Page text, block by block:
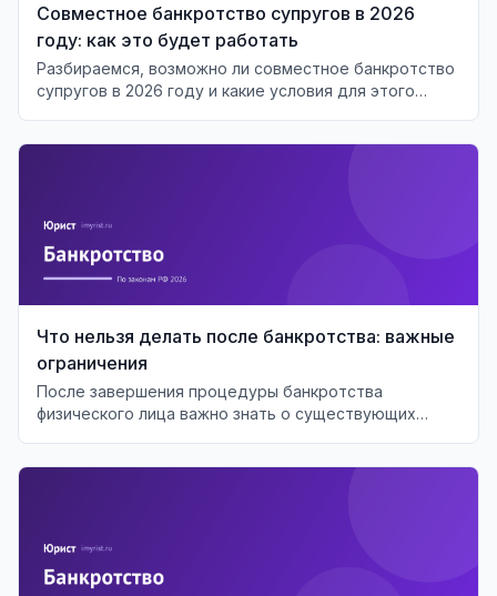
Совместное банкротство супругов в 2026
году: как это будет работать
Разбираемся, возможно ли совместное банкротство
супругов в 2026 году и какие условия для этого
Что нельзя делать после банкротства: важные
ограничения
После завершения процедуры банкротства
физического лица важно знать о существующих